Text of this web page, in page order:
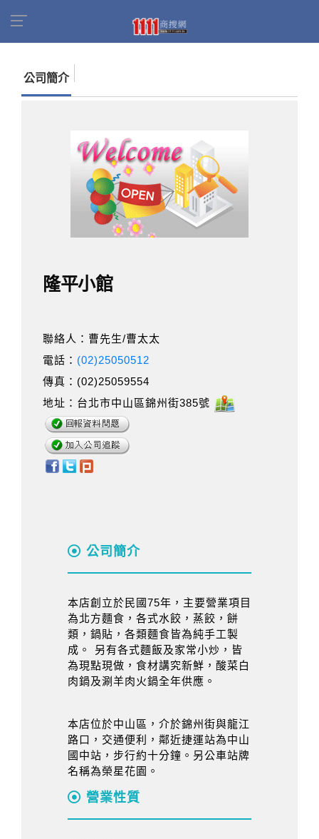
公司簡介
隆平小館
聯絡人：曹先生/曹太太
電話： (02)25050512
傳真：(02)25059554
地址：台北市中山區錦州街385號
公司簡介
本店創立於民國75年，主要營業項目
為北方麵食，各式水餃，蒸餃，餅
類，鍋貼，各類麵食皆為純手工製
成。 另有各式麵飯及家常小炒，皆
為現點現做，食材講究新鮮，酸菜白
肉鍋及涮羊肉火鍋全年供應。
本店位於中山區，介於錦州街與龍江
路口，交通便利，鄰近捷運站為中山
國中站，步行約十分鐘。另公車站牌
名稱為榮星花園。
營業性質